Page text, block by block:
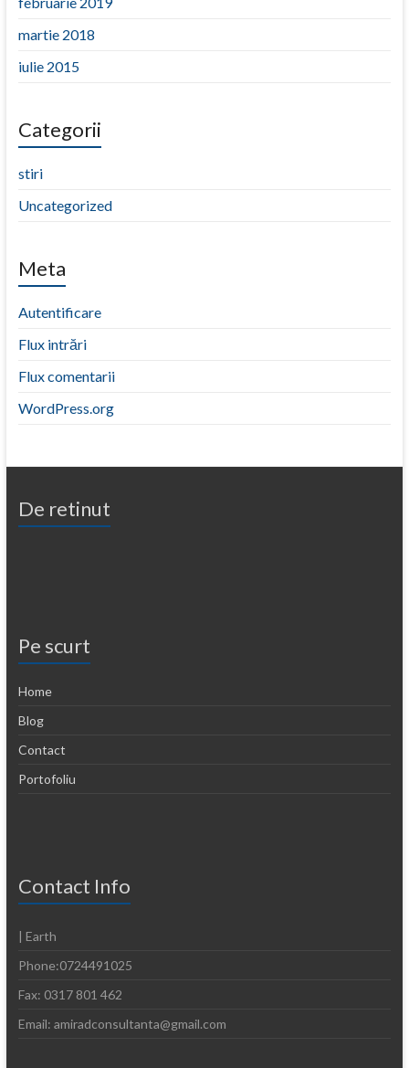
martie 2018
iulie 2015
Categorii
stiri
Uncategorized
Meta
Autentificare
Flux intrări
Flux comentarii
WordPress.org
De retinut
Pe scurt
Home
Blog
Contact
Portofoliu
Contact Info
| Earth
Phone:0724491025
Fax: 0317 801 462
Email: amiradconsultanta@gmail.com